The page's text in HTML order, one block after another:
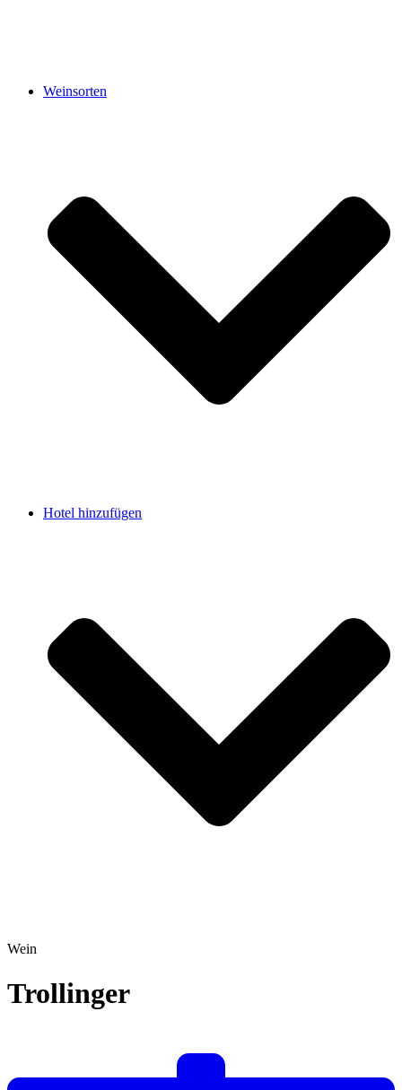
Weinsorten
Hotel hinzufügen
Wein
Trollinger